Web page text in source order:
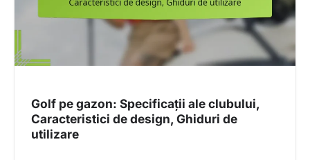
Golf pe gazon: Specificații ale clubului,
Caracteristici de design, Ghiduri de
utilizare